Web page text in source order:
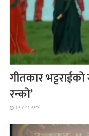
गीतकार
रन्को’
July 23, 2026